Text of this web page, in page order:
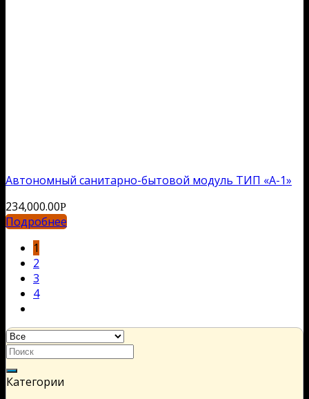
Автономный санитарно-бытовой модуль ТИП «А-1»
234,000.00Р
Подробнее
1
2
3
4
Категории